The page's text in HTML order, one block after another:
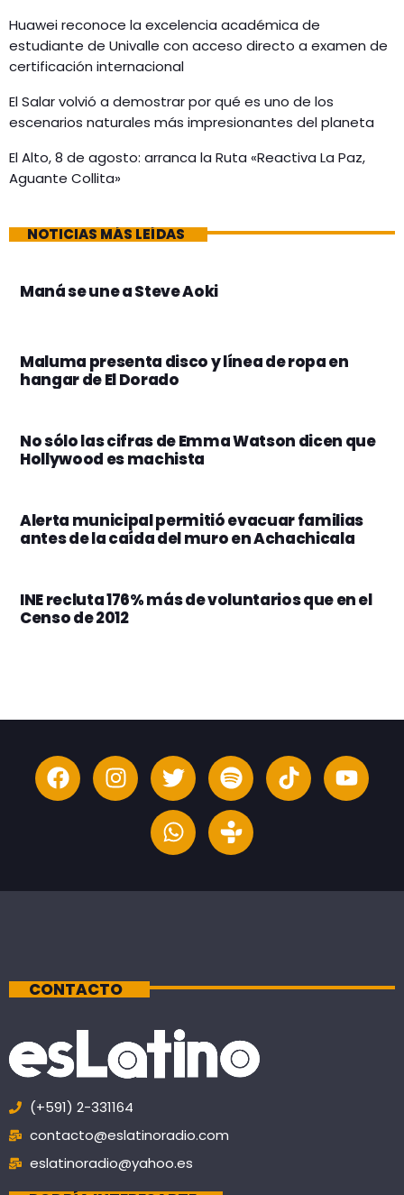
Huawei reconoce la excelencia académica de
estudiante de Univalle con acceso directo a examen de
certificación internacional
El Salar volvió a demostrar por qué es uno de los
escenarios naturales más impresionantes del planeta
El Alto, 8 de agosto: arranca la Ruta «Reactiva La Paz,
Aguante Collita»
NOTICIAS MÁS LEÍDAS
Maná se une a Steve Aoki
Maluma presenta disco y línea de ropa en
hangar de El Dorado
No sólo las cifras de Emma Watson dicen que
Hollywood es machista
Alerta municipal permitió evacuar familias
antes de la caída del muro en Achachicala
INE recluta 176% más de voluntarios que en el
Censo de 2012
CONTACTO
(+591) 2-331164
contacto@eslatinoradio.com
eslatinoradio@yahoo.es